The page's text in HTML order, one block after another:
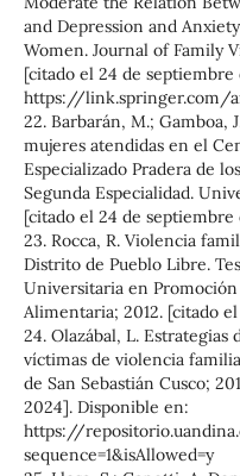
and Depression and
Women. Journal of Family
[citado el 24 de
https://link.springer.com/
22. Barbarán, M.; Gamboa,
mujeres atendidas en el
Especializado Pradera de
Segunda Especialidad.
[citado el 24 de septiembre
23. Rocca, R. Violencia
Distrito de Pueblo Libre.
Universitaria en
Alimentaria; 2012. [citado
24. Olazábal, L.
víctimas de violencia
de San Sebastián Cusco;
2024]. Disponible en:
https://
sequence=1&isAllowed=y